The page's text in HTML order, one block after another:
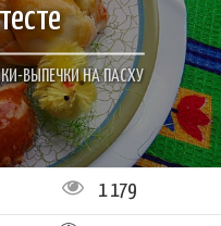
ВЫПЕЧКИ НА ПАСХУ
1 179